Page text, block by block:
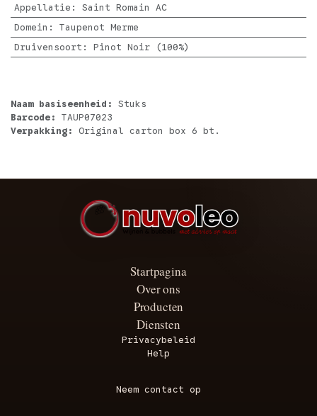
Appellatie : Saint Romain AC
Domein : Taupenot Merme
Druivensoort : Pinot Noir (100%)
Naam basiseenheid: Stuks
Barcode: TAUP07023
Verpakking: Original carton box 6 bt.
Startpagina
Over ons
Producten
Diensten
Privacybeleid
Help
Neem contact op